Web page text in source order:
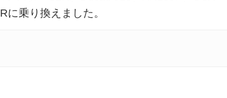
乗り換えました。